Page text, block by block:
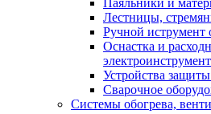
Паяльники и
Лестницы,
Ручной иструмент
Оснастка и
Устройства
Сварочное
Системы обогрева,